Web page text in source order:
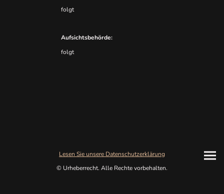
folgt
Aufsichtsbehörde:
folgt
Lesen Sie unsere Datenschutzerklärung
© Urheberrecht. Alle Rechte vorbehalten.